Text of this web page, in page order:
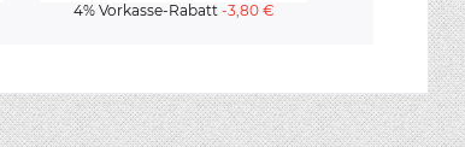
4% Vorkasse-Rabatt -3,80 € 4%